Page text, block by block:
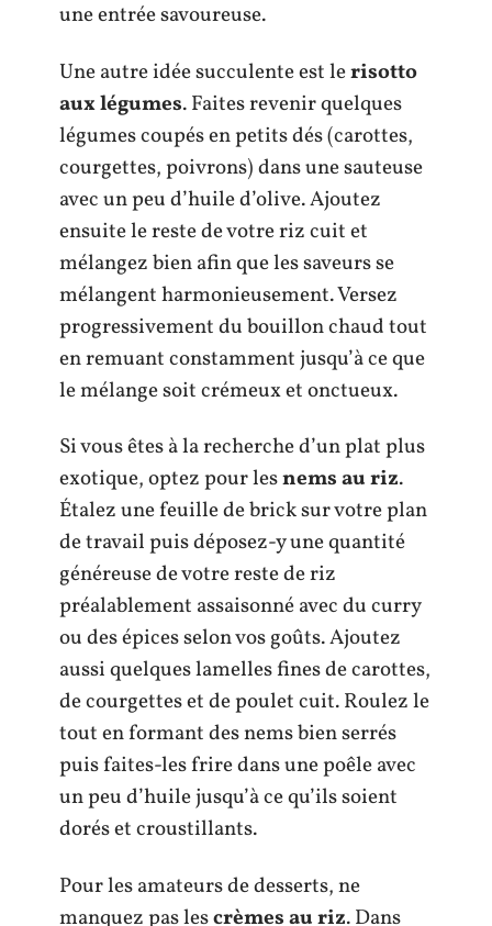
une entrée savoureuse.
Une autre idée succulente est lerisotto
aux légumes. Faites revenir quelques
légumes coupés en petits dés (carottes,
courgettes, poivrons) dans une sauteuse
avec un peu d’huile d’olive. Ajoutez
ensuite le reste de votre riz cuit et
mélangez bien afin que les saveurs se
mélangent harmonieusement. Versez
progressivement du bouillon chaud tout
en remuant constamment jusqu’à ce que
le mélange soit crémeux et onctueux.
Si vous êtes à la recherche d’un plat plus
exotique, optez pour lesnems au riz.
Étalez une feuille de brick sur votre plan
de travail puis déposez-y une quantité
généreuse de votre reste de riz
préalablement assaisonné avec du curry
ou des épices selon vos goûts. Ajoutez
aussi quelques lamelles fines de carottes,
de courgettes et de poulet cuit. Roulez le
tout en formant des nems bien serrés
puis faites-les frire dans une poêle avec
un peu d’huile jusqu’à ce qu’ils soient
dorés et croustillants.
Pour les amateurs de desserts, ne
manquez pas lescrèmes au riz. Dans